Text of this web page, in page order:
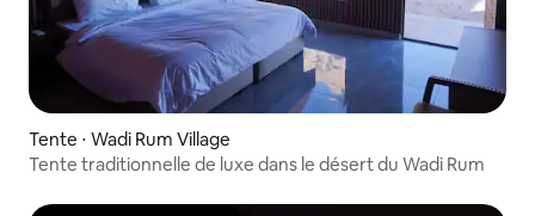
Tente ⋅ Wadi Rum Village
Tente traditionnelle de luxe dans le désert du Wadi Rum